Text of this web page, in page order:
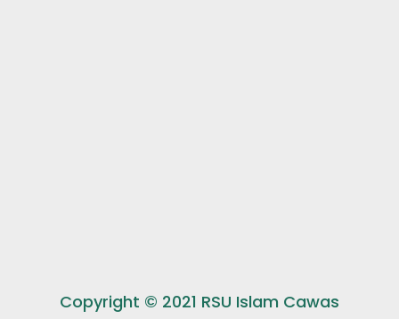
Copyright © 2021 RSU Islam Cawas